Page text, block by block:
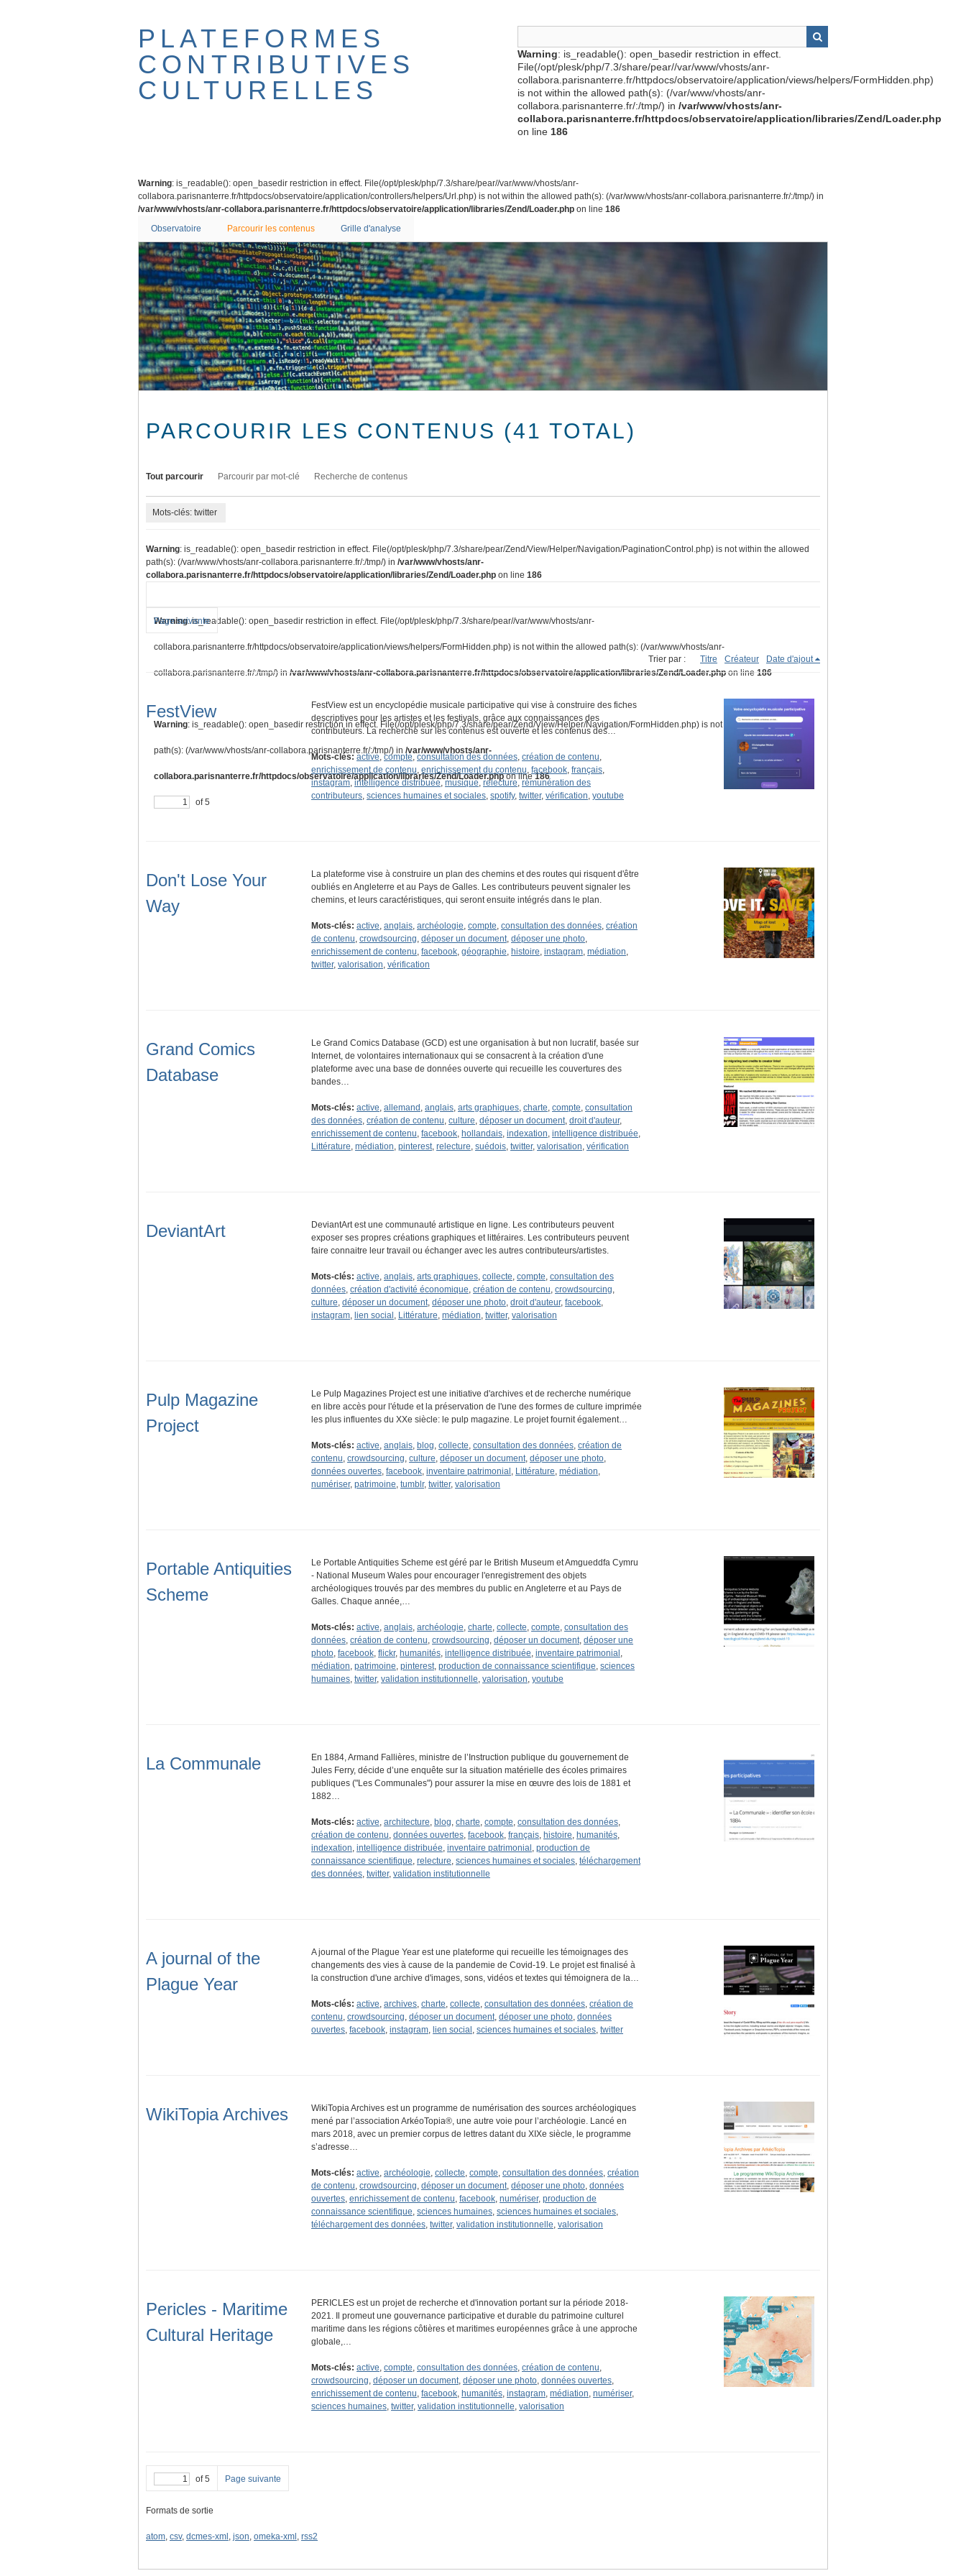
PLATEFORMES
CONTRIBUTIVES
CULTURELLES
Warning: is_readable(): open_basedir restriction in effect.
File(/opt/plesk/php/7.3/share/pear//var/www/vhosts/anr-
collabora.parisnanterre.fr/httpdocs/observatoire/application/views/helpers/FormHidden.php)
is not within the allowed path(s): (/var/www/vhosts/anr-
collabora.parisnanterre.fr/:/tmp/) in /var/www/vhosts/anr-
collabora.parisnanterre.fr/httpdocs/observatoire/application/libraries/Zend/Loader.php
on line 186
Warning: is_readable(): open_basedir restriction in effect. File(/opt/plesk/php/7.3/share/pear//var/www/vhosts/anr-
collabora.parisnanterre.fr/httpdocs/observatoire/application/controllers/helpers/Url.php) is not within the allowed path(s): (/var/www/vhosts/anr-collabora.parisnanterre.fr/:/tmp/) in
/var/www/vhosts/anr-collabora.parisnanterre.fr/httpdocs/observatoire/application/libraries/Zend/Loader.php on line 186
Observatoire
Parcourir les contenus Grille d'analyse
PARCOURIR LES CONTENUS (41 TOTAL)
Tout parcourir Parcourir par mot-clé Recherche de contenus
Mots-clés: twitter
Warning: is_readable(): open_basedir restriction in effect. File(/opt/plesk/php/7.3/share/pear/Zend/View/Helper/Navigation/PaginationControl.php) is not within the allowed
path(s): (/var/www/vhosts/anr-collabora.parisnanterre.fr/:/tmp/) in /var/www/vhosts/anr-
collabora.parisnanterre.fr/httpdocs/observatoire/application/libraries/Zend/Loader.php on line 186
Warning: is_readable(): open_basedir restriction in effect. File(/opt/plesk/php/7.3/share/pear//var/www/vhosts/anr-
collabora.parisnanterre.fr/httpdocs/observatoire/application/views/helpers/FormHidden.php) is not within the allowed path(s): (/var/www/vhosts/anr-
collabora.parisnanterre.fr/:/tmp/) in /var/www/vhosts/anr-collabora.parisnanterre.fr/httpdocs/observatoire/application/libraries/Zend/Loader.php on line 186
Warning: is_readable(): open_basedir restriction in effect. File(/opt/plesk/php/7.3/share/pear/Zend/View/Helper/Navigation/FormHidden.php) is not within the allowed
path(s): (/var/www/vhosts/anr-collabora.parisnanterre.fr/:/tmp/) in /var/www/vhosts/anr-
collabora.parisnanterre.fr/httpdocs/observatoire/application/libraries/Zend/Loader.phpon line186
of 5
Page suivante
Trier par : Titre Créateur Date d'ajout
FestView
FestView est un encyclopédie musicale participative qui vise à construire des fiches
descriptives pour les artistes et les festivals, grâce aux connaissances des
contributeurs. La recherche sur les contenus est ouverte et les contenus des…
Mots-clés: active, compte, consultation des données, création de contenu,
enrichissement de contenu, enrichissement du contenu, facebook, français,
instagram, intelligence distribuée, musique, relecture, rémunération des
contributeurs, sciences humaines et sociales, spotify, twitter, vérification, youtube
Don't Lose Your
Way
La plateforme vise à construire un plan des chemins et des routes qui risquent d'être
oubliés en Angleterre et au Pays de Galles. Les contributeurs peuvent signaler les
chemins, et leurs caractéristiques, qui seront ensuite intégrés dans le plan.
Mots-clés: active, anglais, archéologie, compte, consultation des données, création
de contenu, crowdsourcing, déposer un document, déposer une photo,
enrichissement de contenu, facebook, géographie, histoire, instagram, médiation,
twitter, valorisation, vérification
Grand Comics
Database
Le Grand Comics Database (GCD) est une organisation à but non lucratif, basée sur
Internet, de volontaires internationaux qui se consacrent à la création d'une
plateforme avec una base de données ouverte qui recueille les couvertures des
bandes…
Mots-clés: active, allemand , anglais, arts graphiques, charte, compte, consultation
des données, création de contenu, culture, déposer un document, droit d'auteur,
enrichissement de contenu, facebook, hollandais, indexation, intelligence distribuée,
Littérature, médiation, pinterest, relecture, suédois, twitter, valorisation, vérification
DeviantArt
DeviantArt est une communauté artistique en ligne. Les contributeurs peuvent
exposer ses propres créations graphiques et littéraires. Les contributeurs peuvent
faire connaitre leur travail ou échanger avec les autres contributeurs/artistes.
Mots-clés: active, anglais, arts graphiques, collecte, compte, consultation des
données, création d'activité économique, création de contenu, crowdsourcing,
culture, déposer un document, déposer une photo, droit d'auteur, facebook,
instagram, lien social , Littérature, médiation, twitter, valorisation
Pulp Magazine
Project
Le Pulp Magazines Project est une initiative d'archives et de recherche numérique
en libre accès pour l'étude et la préservation de l'une des formes de culture imprimée
les plus influentes du XXe siècle: le pulp magazine. Le projet fournit également…
Mots-clés: active, anglais, blog, collecte, consultation des données, création de
contenu, crowdsourcing, culture, déposer un document, déposer une photo,
données ouvertes, facebook, inventaire patrimonial , Littérature, médiation,
numériser, patrimoine, tumblr, twitter, valorisation
Portable Antiquities
Scheme
Le Portable Antiquities Scheme est géré par le British Museum et Amgueddfa Cymru
- National Museum Wales pour encourager l'enregistrement des objets
archéologiques trouvés par des membres du public en Angleterre et au Pays de
Galles. Chaque année,…
Mots-clés: active, anglais, archéologie, charte, collecte, compte, consultation des
données, création de contenu, crowdsourcing, déposer un document, déposer une
photo, facebook, flickr, humanités, intelligence distribuée, inventaire patrimonial ,
médiation, patrimoine, pinterest, production de connaissance scientifique, sciences
humaines, twitter, validation institutionnelle, valorisation, youtube
La Communale
En 1884, Armand Fallières, ministre de l’Instruction publique du gouvernement de
Jules Ferry, décide d’une enquête sur la situation matérielle des écoles primaires
publiques ("Les Communales") pour assurer la mise en œuvre des lois de 1881 et
1882…
Mots-clés: active, architecture, blog, charte, compte, consultation des données,
création de contenu, données ouvertes, facebook, français, histoire, humanités,
indexation, intelligence distribuée, inventaire patrimonial , production de
connaissance scientifique, relecture, sciences humaines et sociales, téléchargement
des données, twitter, validation institutionnelle
A journal of the
Plague Year
A journal of the Plague Year est une plateforme qui recueille les témoignages des
changements des vies à cause de la pandemie de Covid-19. Le projet est finalisé à
la construction d'une archive d'images, sons, vidéos et textes qui témoignera de la…
Mots-clés: active, archives, charte, collecte, consultation des données, création de
contenu, crowdsourcing, déposer un document, déposer une photo, données
ouvertes, facebook, instagram, lien social , sciences humaines et sociales, twitter
WikiTopia Archives
WikiTopia Archives est un programme de numérisation des sources archéologiques
mené par l’association ArkéoTopia®, une autre voie pour l’archéologie. Lancé en
mars 2018, avec un premier corpus de lettres datant du XIXe siècle, le programme
s’adresse…
Mots-clés: active, archéologie, collecte, compte, consultation des données, création
de contenu, crowdsourcing, déposer un document, déposer une photo, données
ouvertes, enrichissement de contenu, facebook, numériser, production de
connaissance scientifique, sciences humaines, sciences humaines et sociales,
téléchargement des données, twitter, validation institutionnelle, valorisation
Pericles - Maritime
Cultural Heritage
PERICLES est un projet de recherche et d'innovation portant sur la période 2018-
2021. Il promeut une gouvernance participative et durable du patrimoine culturel
maritime dans les régions côtières et maritimes européennes grâce à une approche
globale,…
Mots-clés: active, compte, consultation des données, création de contenu,
crowdsourcing, déposer un document, déposer une photo, données ouvertes,
enrichissement de contenu, facebook, humanités, instagram, médiation, numériser,
sciences humaines, twitter, validation institutionnelle, valorisation
of 5 Page suivante
Formats de sortie
atom, csv, dcmes-xml , json, omeka-xml , rss2